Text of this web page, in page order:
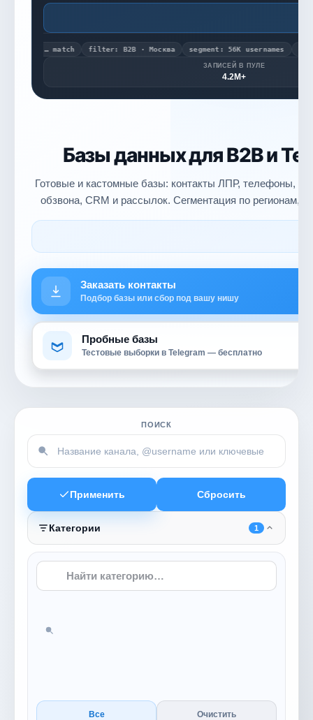
Базы данных для B2B и
Готовые и кастомные базы: контакты ЛПР, телефоны,
обзвона, CRM и рассылок. Сегментация по регионам,
Заказать контакты
Подбор базы или сбор под вашу нишу
Пробные базы
Тестовые выборки в Telegram — бесплатно
… match filter: B2B · Москва segment: 56K usernames export →
ЗАПИСЕЙ В ПУЛЕ
4.2M+
ПОИСК
Применить Сбросить
Категории 1
Все Очистить